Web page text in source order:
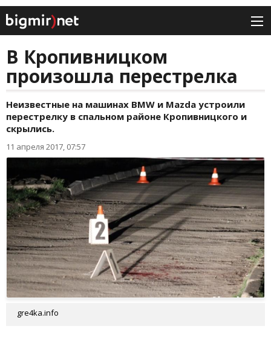
В Кропивницком
произошла перестрелка
Неизвестные на машинах BMW и Mazda устроили
перестрелку в спальном районе Кропивницкого и
скрылись.
11 апреля 2017, 07:57
gre4ka.info